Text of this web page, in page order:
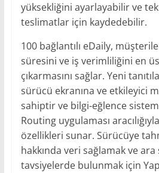
yüksekliğini ayarlayabilir ve
teslimatlar için kaydedebilir.
100 bağlantılı eDaily,
süresini ve iş verimliliğini en
çıkarmasını sağlar. Yeni
sürücü ekranına ve etkileyici
sahiptir ve bilgi-eğlence
Routing uygulaması
özellikleri sunar. Sürücüye
hakkında veri sağlamak ve
tavsiyelerde bulunmak için